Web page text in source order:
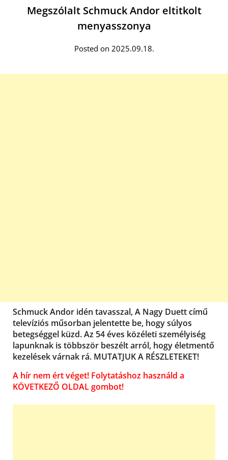
Megszólalt Schmuck Andor eltitkolt
menyasszonya
Posted on 2025.09.18.
Schmuck Andor idén tavasszal, A Nagy Duett című
televíziós műsorban jelentette be, hogy súlyos
betegséggel küzd. Az 54 éves közéleti személyiség
lapunknak is többször beszélt arról, hogy életmentő
kezelések várnak rá. MUTATJUK A RÉSZLETEKET!
A hír nem ért véget! Folytatáshoz használd a
KÖVETKEZŐ OLDAL gombot!